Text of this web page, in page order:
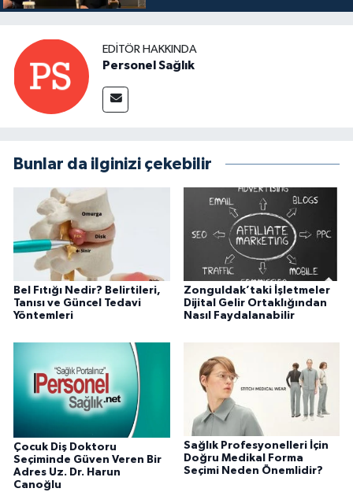
EDITÖR HAKKINDA
Personel Sağlık
Bunlar da ilginizi çekebilir
Bel Fıtığı Nedir? Belirtileri,
Tanısı ve Güncel Tedavi
Yöntemleri
Zonguldak’taki İşletmeler
Dijital Gelir Ortaklığından
Nasıl Faydalanabilir
Çocuk Diş Doktoru
Seçiminde Güven Veren Bir
Adres Uz. Dr. Harun
Canoğlu
Sağlık Profesyonelleri İçin
Doğru Medikal Forma
Seçimi Neden Önemlidir?